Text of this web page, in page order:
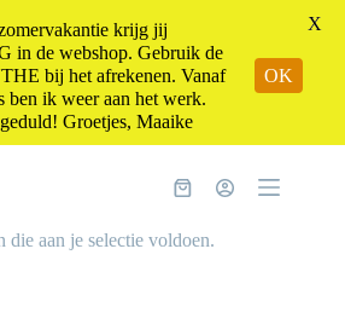
Winkelwagen
die aan je selectie voldoen.
krijg jij
de webshop. Gebruik de
bij het afrekenen. Vanaf
ben ik weer aan het werk.
Groetjes, Maaike
OK
X